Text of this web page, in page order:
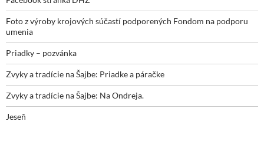
Foto z výroby krojových súčastí podporených Fondom na podporu
umenia
Priadky – pozvánka
Zvyky a tradície na Šajbe: Priadke a páračke
Zvyky a tradície na Šajbe: Na Ondreja.
Jeseň